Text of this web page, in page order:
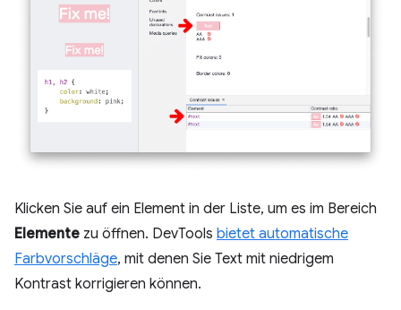
Klicken Sie auf ein Element in der Liste, um es im Bereich
Elemente zu öffnen. DevTools bietet automatische
Farbvorschläge, mit denen Sie Text mit niedrigem
Kontrast korrigieren können.